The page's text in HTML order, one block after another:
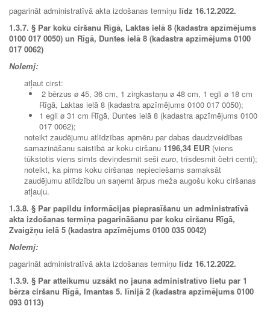
pagarināt administratīvā akta izdošanas termiņu līdz 16.12.2022.
1.3.7. § Par koku ciršanu Rīgā, Laktas ielā 8 (kadastra apzīmējums
0100 017 0050) un Rīgā, Duntes ielā 8 (kadastra apzīmējums 0100
017 0062)
Nolemj:
atļaut cirst:
2 bērzus ø 45, 36 cm, 1 zirgkastaņu ø 48 cm, 1 egli ø 18 cm
Rīgā, Laktas ielā 8 (kadastra apzīmējums 0100 017 0050);
1 egli ø 31 cm Rīgā, Duntes ielā 8 (kadastra apzīmējums 0100
017 0062);
noteikt zaudējumu atlīdzības apmēru par dabas daudzveidības
samazināšanu saistībā ar koku ciršanu 1196,34 EUR (viens
tūkstotis viens simts deviņdesmit seši euro, trīsdesmit četri centi);
noteikt, ka pirms koku ciršanas nepieciešams samaksāt
zaudējumu atlīdzību un saņemt ārpus meža augošu koku ciršanas
atļauju.
1.3.8. § Par papildu informācijas pieprasīšanu un administratīvā
akta izdošanas termiņa pagarināšanu par koku ciršanu Rīgā,
Zvaigžņu ielā 5 (kadastra apzīmējums 0100 035 0042)
Nolemj:
pagarināt administratīvā akta izdošanas termiņu līdz 16.12.2022.
1.3.9. § Par atteikumu uzsākt no jauna administratīvo lietu par 1
bērza ciršanu Rīgā, Imantas 5. līnijā 2 (kadastra apzīmējums 0100
093 0113)